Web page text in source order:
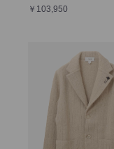
￥103,950